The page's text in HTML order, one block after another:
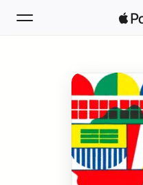
Top Charts